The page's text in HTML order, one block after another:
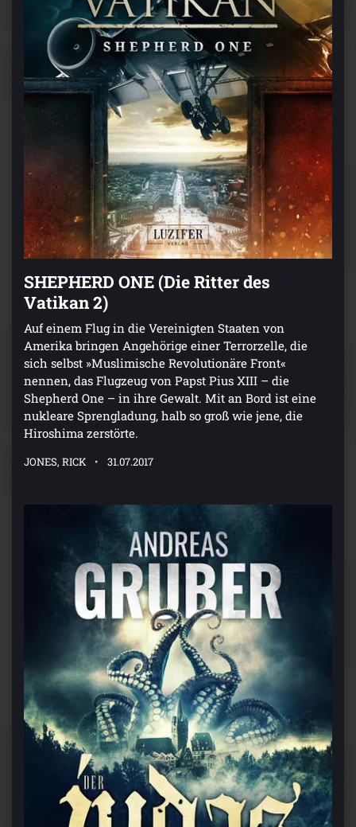
SHEPHERD ONE (Die Ritter des
Vatikan 2)
Auf einem Flug in die Vereinigten Staaten von
Amerika bringen Angehörige einer Terrorzelle, die
sich selbst »Muslimische Revolutionäre Front«
nennen, das Flugzeug von Papst Pius XIII – die
Shepherd One – in ihre Gewalt. Mit an Bord ist eine
nukleare Sprengladung, halb so groß wie jene, die
Hiroshima zerstörte.
JONES, RICK 31.07.2017